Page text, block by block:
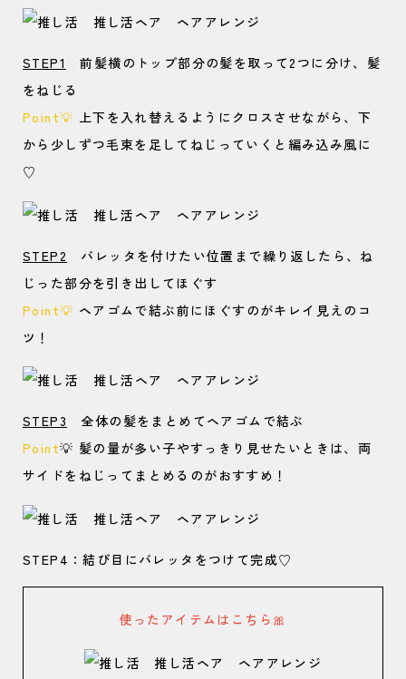
STEP1
前髪横のトップ部分の髪を取って2つに分け、髪
をねじる
Point💡 上下を入れ替えるようにクロスさせながら、下
から少しずつ毛束を足してねじっていくと編み込み風に
♡
STEP2 バレッタを付けたい位置まで繰り返したら、ね
じった部分を引き出してほぐす
Point💡 ヘアゴムで結ぶ前にほぐすのがキレイ見えのコ
ツ！
STEP3 全体の髪をまとめてヘアゴムで結ぶ
Point💡 髪の量が多い子やすっきり見せたいときは、両
サイドをねじってまとめるのがおすすめ！
STEP4：結び目にバレッタをつけて完成♡
使ったアイテムはこちら🎀